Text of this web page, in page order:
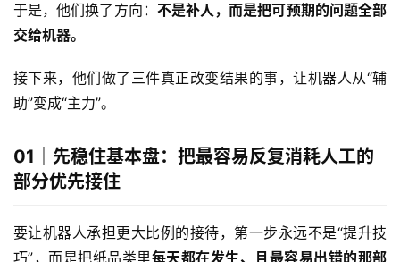
于是，他们换了方向： 不是补人，而是把可预期的问题全部
交给机器。
接下来，他们做了三件真正改变结果的事，让机器人从“辅
助”变成“主力”。
01｜先稳住基本盘：把最容易反复消耗人工的
部分优先接住
要让机器人承担更大比例的接待，第一步永远不是“提升技
巧”，而是把纸品类里每天都在发生、且最容易出错的那部